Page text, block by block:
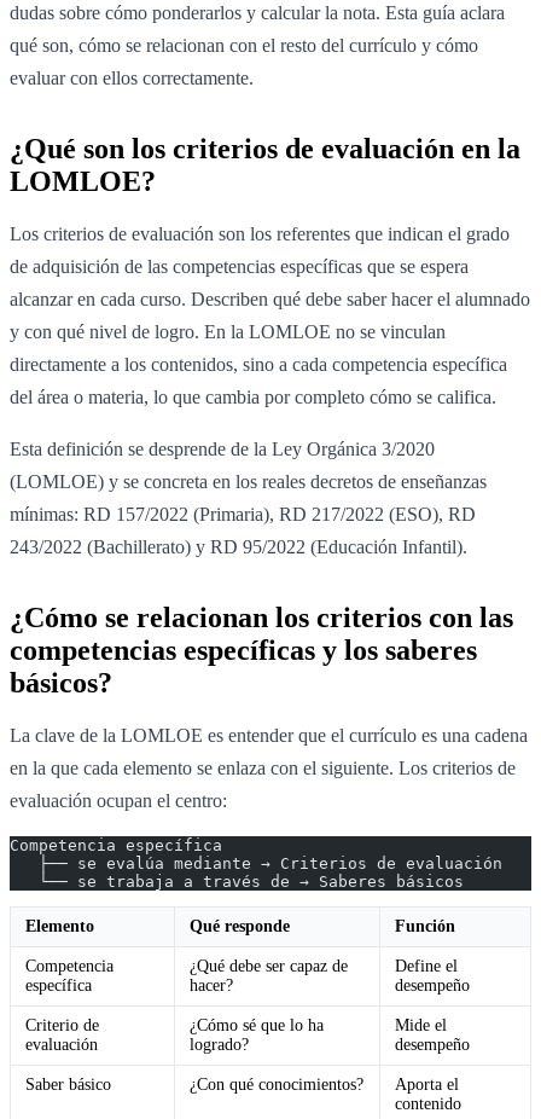
dudas sobre cómo ponderarlos y calcular la nota. Esta guía aclara
qué son, cómo se relacionan con el resto del currículo y cómo
evaluar con ellos correctamente.
¿Qué son los criterios de evaluación en la
LOMLOE?
Los criterios de evaluación son los referentes que indican el grado
de adquisición de las competencias específicas que se espera
alcanzar en cada curso. Describen qué debe saber hacer el alumnado
y con qué nivel de logro. En la LOMLOE no se vinculan
directamente a los contenidos, sino a cada competencia específica
del área o materia, lo que cambia por completo cómo se califica.
Esta definición se desprende de la Ley Orgánica 3/2020
(LOMLOE) y se concreta en los reales decretos de enseñanzas
mínimas: RD 157/2022 (Primaria), RD 217/2022 (ESO), RD
243/2022 (Bachillerato) y RD 95/2022 (Educación Infantil).
¿Cómo se relacionan los criterios con las
competencias específicas y los saberes
básicos?
La clave de la LOMLOE es entender que el currículo es una cadena
en la que cada elemento se enlaza con el siguiente. Los criterios de
evaluación ocupan el centro:
Competencia específica
   ├── se evalúa mediante → Criterios de evaluación
   └── se trabaja a través de → Saberes básicos
Elemento Qué responde Función
Competencia
específica
¿Qué debe ser capaz de
hacer?
Define el
desempeño
Criterio de
evaluación
¿Cómo sé que lo ha
logrado?
Mide el
desempeño
Saber básico ¿Con qué conocimientos?
Aporta el
contenido